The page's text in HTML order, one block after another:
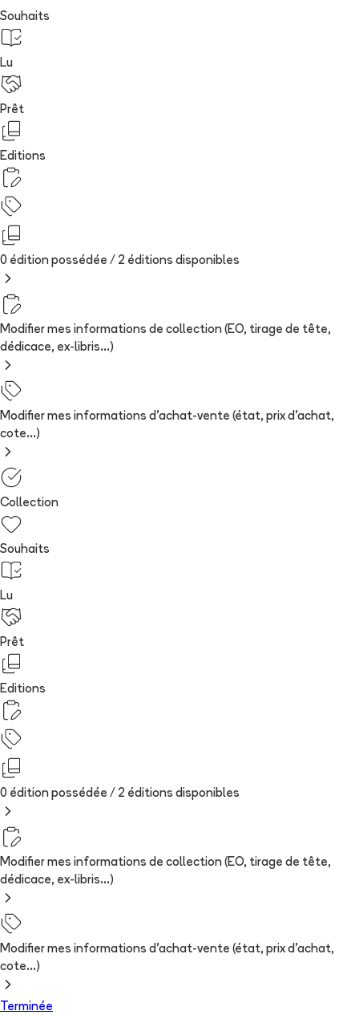
Souhaits
Lu
Prêt
Editions
0 édition possédée / 2 éditions disponibles
Modifier mes informations de collection (EO, tirage de tête,
dédicace, ex-libris...)
Modifier mes informations d'achat-vente (état, prix d'achat,
cote...)
Collection
Souhaits
Lu
Prêt
Editions
0 édition possédée / 2 éditions disponibles
Modifier mes informations de collection (EO, tirage de tête,
dédicace, ex-libris...)
Modifier mes informations d'achat-vente (état, prix d'achat,
cote...)
Terminée